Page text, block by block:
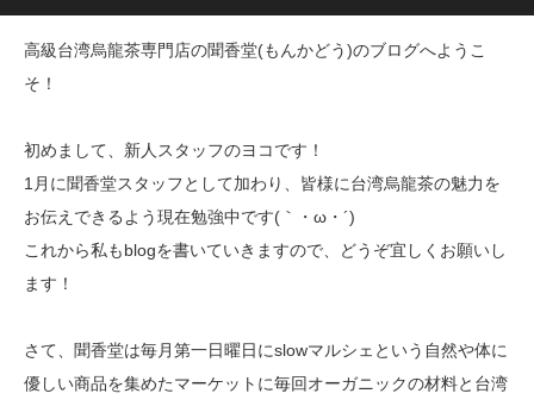
高級台湾烏龍茶専門店の聞香堂(もんかどう)のブログへようこ
そ！
初めまして、新人スタッフのヨコです！
1月に聞香堂スタッフとして加わり、皆様に台湾烏龍茶の魅力を
お伝えできるよう現在勉強中です(｀・ω・´)
これから私もblogを書いていきますので、どうぞ宜しくお願いし
ます！
さて、聞香堂は毎月第一日曜日にslowマルシェという自然や体に
優しい商品を集めたマーケットに毎回オーガニックの材料と台湾